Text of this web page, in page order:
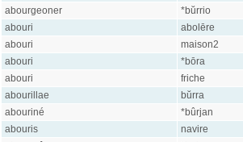
abourgeoner
*bŭrrio
abouri
abolēre
abouri
maison2
abouri
*bōra
abouri
friche
abourillae
bŭrra
abouriné
*bûrjan
abouris
navire